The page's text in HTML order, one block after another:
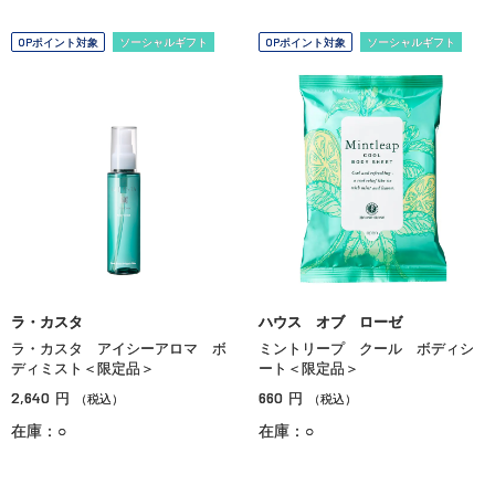
OPポイント対象 ソーシャルギフト
ラ・カスタ
ラ・カスタ アイシーアロマ ボ
ディミスト＜限定品＞
2,640 円 （税込）
在庫：○
OPポイント対象 ソーシャルギフト
ハウス オブ ローゼ
ミントリープ クール ボディシ
ート＜限定品＞
660 円 （税込）
在庫：○